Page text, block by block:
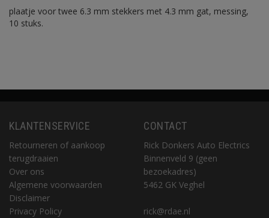
plaatje voor twee 6.3 mm stekkers met 4.3 mm gat, messing,
10 stuks.
KLANTENSERVICE
Retourneren of aankoop
terugdraaien
Over ons
Algemene voorwaarden
Disclaimer
Privacy Policy
CONTACT
Rick Donkers Auto Electrics
Binnenveld 9 (geen
bezoekadres)
5462 GK Veghel
rick@rdae.nl